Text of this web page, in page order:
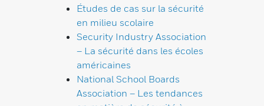
Études de cas sur la sécurité
en milieu scolaire
Security Industry Association
– La sécurité dans les écoles
américaines
National School Boards
Association – Les tendances